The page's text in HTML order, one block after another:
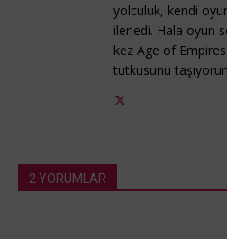
yolculuk, kendi
ilerledi. Hala oyun
kez Age of
tutkusunu
2 YORUMLAR